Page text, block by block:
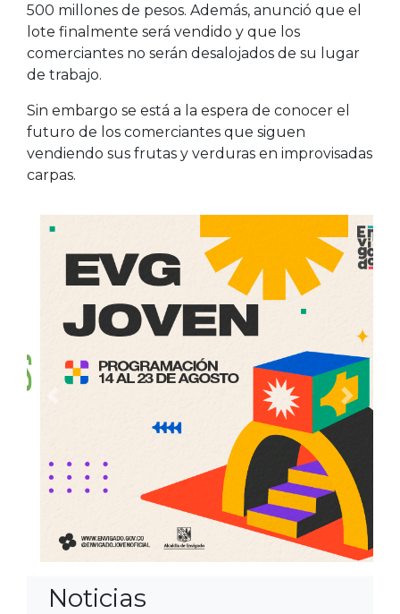
500 millones de pesos. Además, anunció que el
lote finalmente será vendido y que los
comerciantes no serán desalojados de su lugar
de trabajo.
Sin embargo se está a la espera de conocer el
futuro de los comerciantes que siguen
vendiendo sus frutas y verduras en improvisadas
carpas.
Noticias